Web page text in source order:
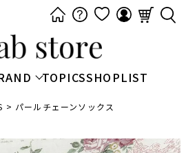
TOPICSSHOPLIST
パールチェーンソックス